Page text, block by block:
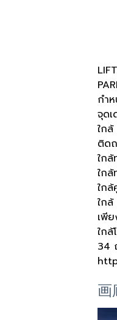
1
1
1
1
กำ
จุดเ
ใก
ติด
ใกล้
ใกล้
ใก
ใกล้
เพี
ใก
34
画